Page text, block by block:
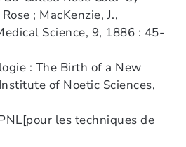
; MacKenzie, J.,
Science, 9, 1886 : 45-
: The Birth of a New
of Noetic Sciences,
les techniques de